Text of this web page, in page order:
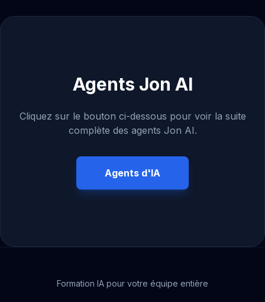
Agents Jon AI
Cliquez sur le bouton ci-dessous pour voir la suite
complète des agents Jon AI.
Agents d'IA
Formation IA pour votre équipe entière